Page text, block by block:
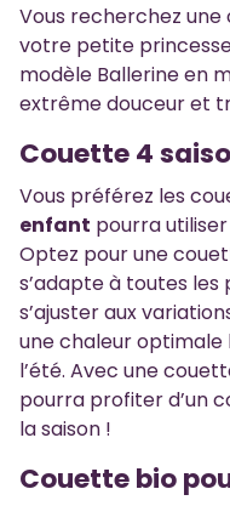
Vous recherchez
votre petite
modèle Ballerine en
extrême douceur et
Couette 4
Vous préférez les
enfant pourra
Optez pour une
s’adapte à toutes les
s’ajuster aux
une chaleur optimale
l’été. Avec une
pourra profiter d’un
la saison !
Couette bio